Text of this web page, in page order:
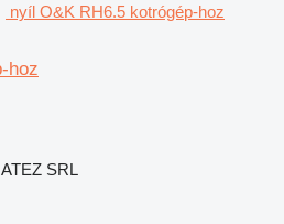
nyíl O&K RH6.5 kotrógép-hoz
hoz
SRL